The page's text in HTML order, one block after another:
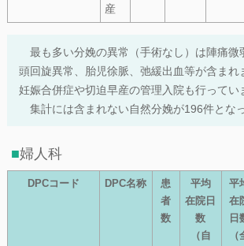
産
最も多い分娩の異常（手術なし）は陣痛微
頭回旋異常、胎児徐脈、弛緩出血等が含まれ
妊娠合併症や切迫早産の管理入院も行ってい
集計には含まれない自然分娩が196件とな
婦人科
DPCコード DPC名称
患
者
数
平均
在院日
数
（自
平
在
日